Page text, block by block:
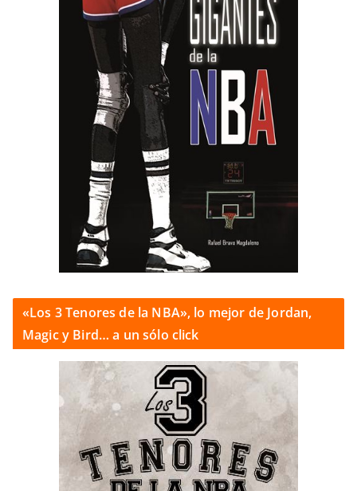
«Los 3 Tenores de la NBA», lo mejor de Jordan,
Magic y Bird… a un sólo click